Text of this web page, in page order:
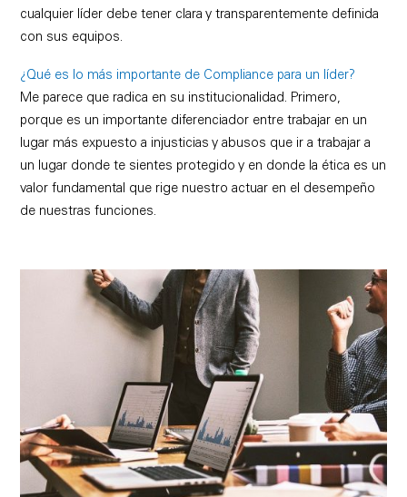
cualquier líder debe tener clara y transparentemente definida
con sus equipos.
¿Qué es lo más importante de Compliance para un líder?
Me parece que radica en su institucionalidad. Primero,
porque es un importante diferenciador entre trabajar en un
lugar más expuesto a injusticias y abusos que ir a trabajar a
un lugar donde te sientes protegido y en donde la ética es un
valor fundamental que rige nuestro actuar en el desempeño
de nuestras funciones.